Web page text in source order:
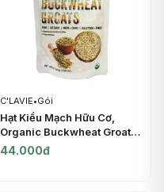
C'LAVIE•Gói
Hạt Kiều Mạch Hữu Cơ,
Organic Buckwheat Groats,
7.05 oz (200g) - C'LAVIE
44.000đ